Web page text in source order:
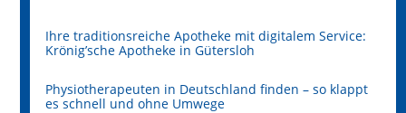
Ihre traditionsreiche Apotheke mit digitalem Service:
Krönig’sche Apotheke in Gütersloh
Physiotherapeuten in Deutschland finden – so klappt
es schnell und ohne Umwege